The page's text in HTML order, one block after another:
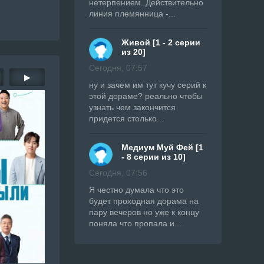
▶
нетерпением. Действительно
линия племянница -...
Живой [1 - 2 серии
из 20]
Сегодня, 07:57
ну и зачем им тут кучу серий к
этой дораме? реально чтобы
узнать чем закончится
придется столько...
Медиум Муй Фей [1
- 8 серии из 10]
Сегодня, 07:56
Я честно думала что это
будет проходная дорама на
пару вечеров но уже к концу
поняла что пропала и...